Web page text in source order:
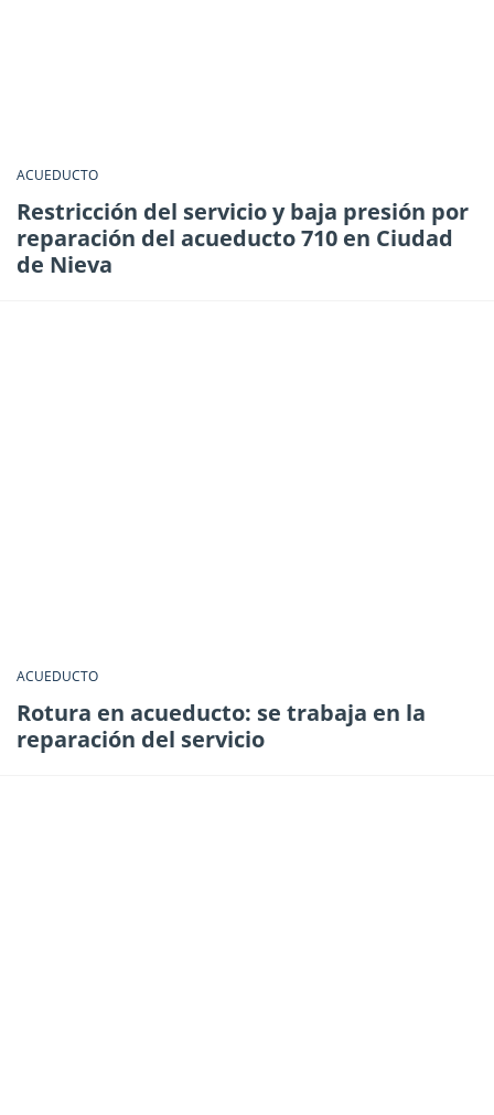
ACUEDUCTO
Restricción del servicio y baja presión por
reparación del acueducto 710 en Ciudad
de Nieva
ACUEDUCTO
Rotura en acueducto: se trabaja en la
reparación del servicio